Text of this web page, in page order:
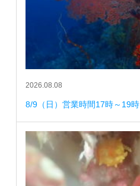
2026.08.08
8/9（日）営業時間17時～19時